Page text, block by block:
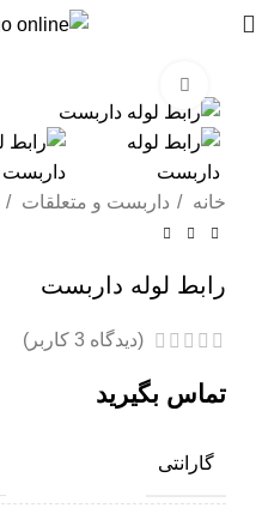
خانه داربست و متعلقات
رابط لوله داربست
(دیدگاه 3 کاربر)
گارانتی